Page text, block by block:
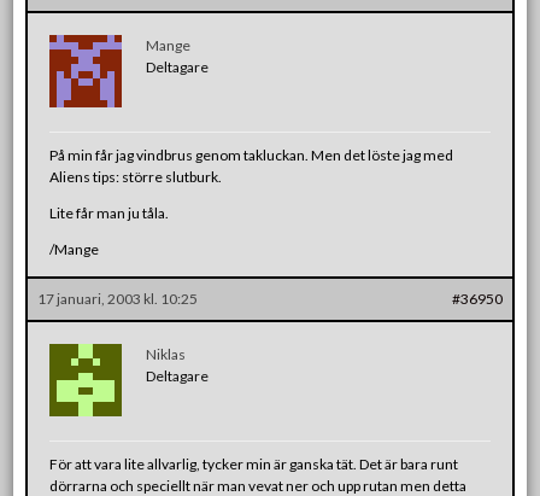
Mange
Deltagare
På min får jag vindbrus genom takluckan. Men det löste jag med
Aliens tips: större slutburk.
Lite får man ju tåla.
/Mange
17 januari, 2003 kl. 10:25 #36950
Niklas
Deltagare
För att vara lite allvarlig, tycker min är ganska tät. Det är bara runt
dörrarna och speciellt när man vevat ner och upp rutan men detta